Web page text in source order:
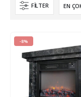
FILTER
-8%